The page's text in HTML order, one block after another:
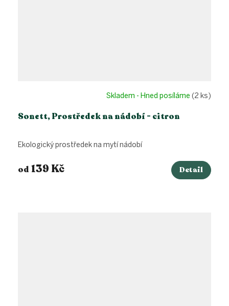
Sonett, Prostředek na nádobí - citron
Skladem - Hned posíláme (2 ks)
od 139 Kč Detail
Ekologický prostředek na mytí nádobí